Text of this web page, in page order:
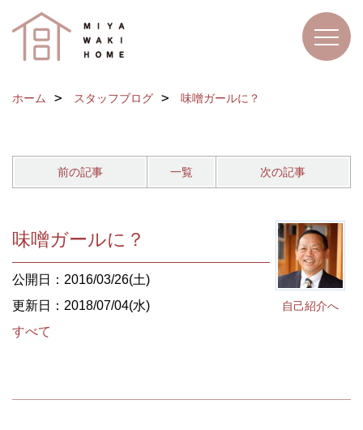
ホーム スタッフブログ 味噌ガールに？
前の記事 一覧 次の記事
自己紹介へ
味噌ガールに？
公開日：2016/03/26(土)
更新日：2018/07/04(水)
すべて